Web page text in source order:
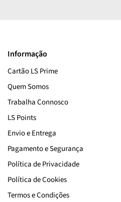
Informação
Cartão LS Prime
Quem Somos
Trabalha Connosco
LS Points
Envio e Entrega
Pagamento e Segurança
Política de Privacidade
Política de Cookies
Termos e Condições